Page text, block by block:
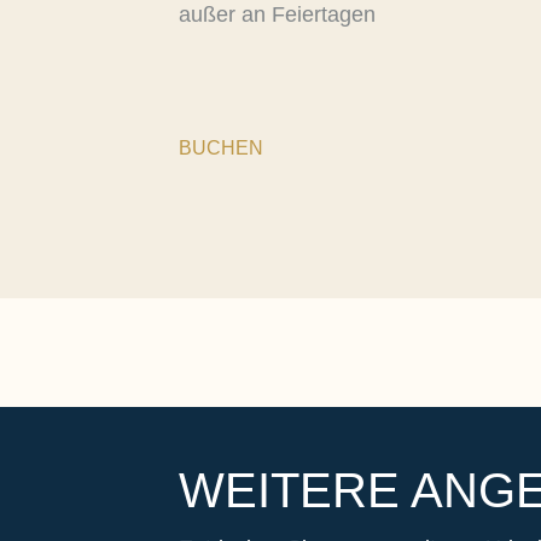
außer an Feiertagen
BUCHEN
WEITERE